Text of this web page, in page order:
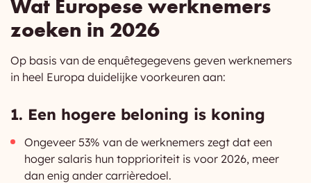
Wat Europese werknemers
zoeken in 2026
Op basis van de enquêtegegevens geven werknemers
in heel Europa duidelijke voorkeuren aan:
1. Een hogere beloning is koning
Ongeveer 53% van de werknemers zegt dat een
hoger salaris hun topprioriteit is voor 2026, meer
dan enig ander carrièredoel.